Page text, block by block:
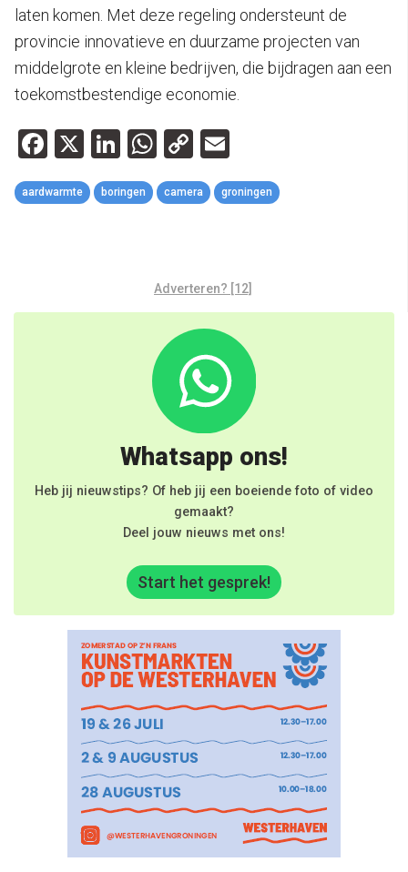
laten komen. Met deze regeling ondersteunt de
provincie innovatieve en duurzame projecten van
middelgrote en kleine bedrijven, die bijdragen aan een
toekomstbestendige economie.
Facebook
X LinkedIn
WhatsApp
Copy
Link
aardwarmte boringen camera groningen
Adverteren? [12]
Whatsapp ons!
Heb jij nieuwstips? Of heb jij een boeiende foto of video
gemaakt?
Deel jouw nieuws met ons!
Start het gesprek!